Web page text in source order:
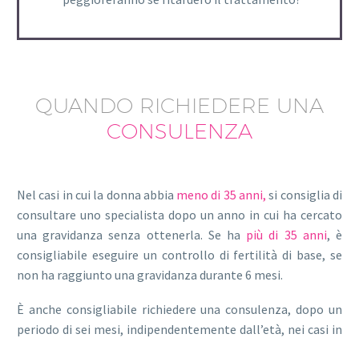
QUANDO RICHIEDERE UNA
CONSULENZA
Nel casi in cui la donna abbia meno di 35 anni, si consiglia di
consultare uno specialista dopo un anno in cui ha cercato
una gravidanza senza ottenerla. Se ha più di 35 anni, è
consigliabile eseguire un controllo di fertilità di base, se
non ha raggiunto una gravidanza durante 6 mesi.
È anche consigliabile richiedere una consulenza, dopo un
periodo di sei mesi, indipendentemente dall’età, nei casi in